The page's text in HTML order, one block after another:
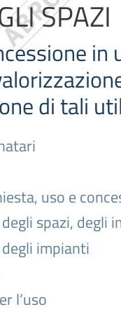
SPAZI
in
di tali
uso e
spazi,
degli impianti
l‘uso